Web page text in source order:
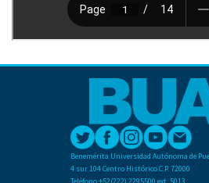
Benemérita Universidad Autónoma de
4 sur 104 Centro Histórico C.P. 72000